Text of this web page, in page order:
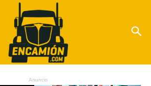
Anuncio